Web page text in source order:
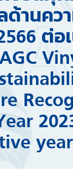
ด้านคว
ต่อ